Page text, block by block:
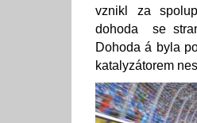
vznikl za
dohoda se
Dohoda á byla
katalyzátorem